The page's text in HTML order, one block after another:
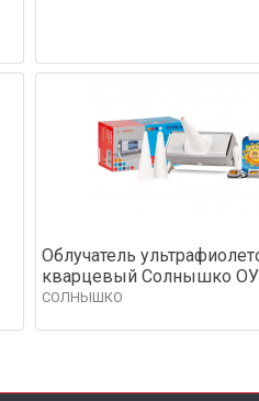
Облучатель
кварцевый Солнышко
СОЛНЫШКО